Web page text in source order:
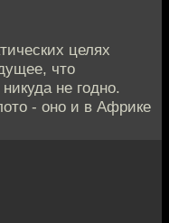
целях
что
не годно.
- оно и в Африке